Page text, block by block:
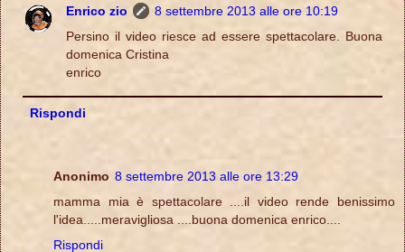
Enrico zio
8 settembre 2013 alle ore 10:19
Persino il video riesce ad essere spettacolare. Buona
domenica Cristina
enrico
Rispondi
Anonimo 8 settembre 2013 alle ore 13:29
mamma mia è spettacolare ....il video rende benissimo
l'idea.....meravigliosa ....buona domenica enrico....
Rispondi